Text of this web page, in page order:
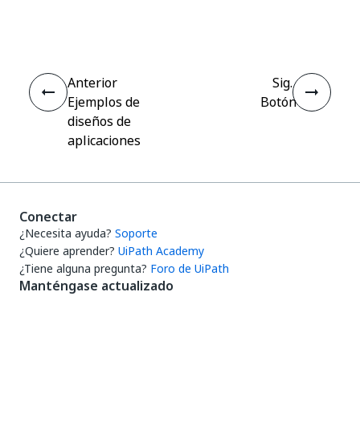
Anterior
Ejemplos de
diseños de
aplicaciones
Sig.
Botón
Conectar
¿Necesita ayuda? Soporte
¿Quiere aprender? UiPath Academy
¿Tiene alguna pregunta? Foro de UiPath
Manténgase actualizado